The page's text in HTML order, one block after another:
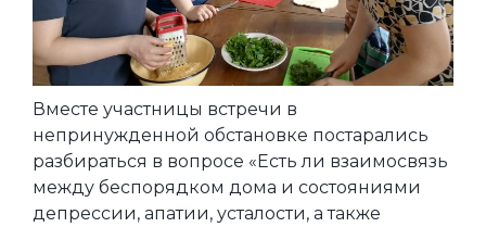
Вместе участницы встречи в
непринужденной обстановке постарались
разбираться в вопросе «Есть ли взаимосвязь
между беспорядком дома и состояниями
депрессии, апатии, усталости, а также